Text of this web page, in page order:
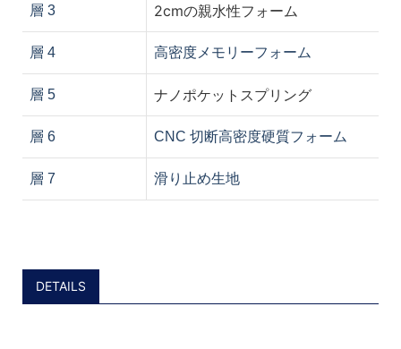
層 3 2cmの親水性フォーム
層 4 高密度メモリーフォーム
層 5 ナノポケットスプリング
層 6 CNC 切断高密度硬質フォーム
層 7 滑り止め生地
DETAILS